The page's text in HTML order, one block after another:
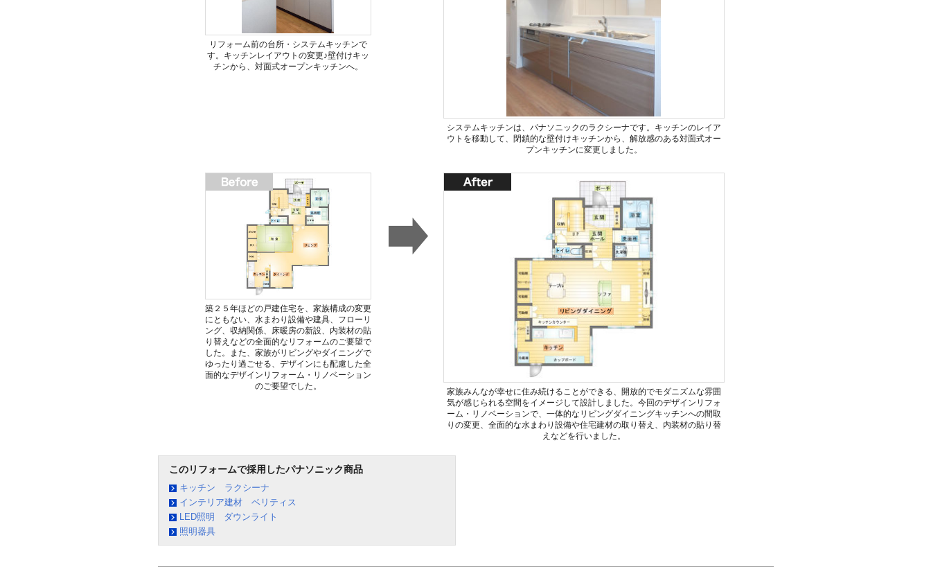
リフォーム前の台所・システムキッチンで
す。キッチンレイアウトの変更♪壁付けキッ
チンから、対面式オープンキッチンへ。
システムキッチンは、パナソニックのラクシーナです。キッチンのレイア
ウトを移動して、閉鎖的な壁付けキッチンから、解放感のある対面式オー
プンキッチンに変更しました。
築２５年ほどの戸建住宅を、家族構成の変更
にともない、水まわり設備や建具、フローリ
ング、収納関係、床暖房の新設、内装材の貼
り替えなどの全面的なリフォームのご要望で
した。また、家族がリビングやダイニングで
ゆったり過ごせる、デザインにも配慮した全
面的なデザインリフォーム・リノベーション
のご要望でした。
家族みんなが幸せに住み続けることができる、開放的でモダニズムな雰囲
気が感じられる空間をイメージして設計しました。今回のデザインリフォ
ーム・リノベーションで、一体的なリビングダイニングキッチンへの間取
りの変更、全面的な水まわり設備や住宅建材の取り替え、内装材の貼り替
えなどを行いました。
このリフォームで採用したパナソニック商品
キッチン ラクシーナ
インテリア建材 ベリティス
LED照明 ダウンライト
照明器具